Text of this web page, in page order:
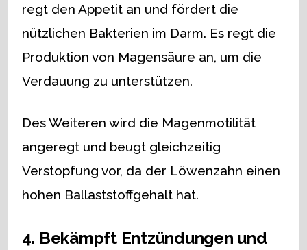
regt den Appetit an und fördert die
nützlichen Bakterien im Darm. Es regt die
Produktion von Magensäure an, um die
Verdauung zu unterstützen.
Des Weiteren wird die Magenmotilität
angeregt und beugt gleichzeitig
Verstopfung vor, da der Löwenzahn einen
hohen Ballaststoffgehalt hat.
4. Bekämpft Entzündungen und